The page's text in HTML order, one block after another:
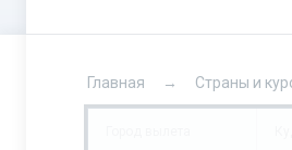
Главная Страны и